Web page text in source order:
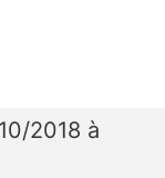
2018 à